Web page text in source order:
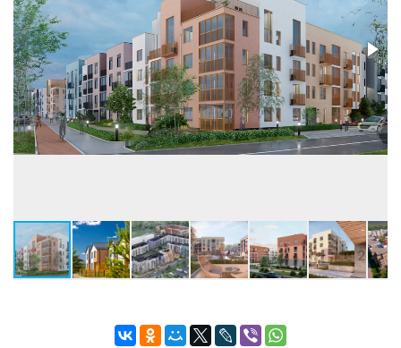
Высота потолков, м
МКД (многокв. дома)
ТХ (таунхаусы)
ИЖС
2,74-5,27
3,04-3,29
3,04
Телефон консультанта